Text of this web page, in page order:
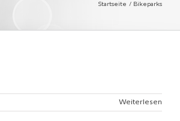
Startseite Bikeparks
Weiterlesen